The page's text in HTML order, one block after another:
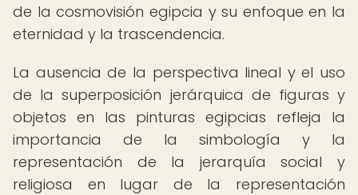
de la cosmovisión egipcia y su enfoque en la
eternidad y la trascendencia.
La ausencia de la perspectiva lineal y el uso
de la superposición jerárquica de figuras y
objetos en las pinturas egipcias refleja la
importancia de la simbología y la
representación de la jerarquía social y
religiosa en lugar de la representación